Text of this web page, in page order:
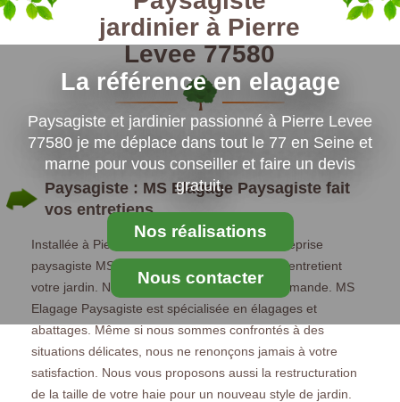
La référence en elagage
Paysagiste et jardinier passionné à Pierre Levee
77580 je me déplace dans tout le 77 en Seine et
marne pour vous conseiller et faire un devis
gratuit.
Nos réalisations
Nous contacter
jardinier à Pierre
Levee 77580
Paysagiste : MS Elagage Paysagiste fait
vos entretiens
Installée à Pierre Levee depuis (temps), l’entreprise
paysagiste MS Elagage Paysagiste réalise et entretient
votre jardin. Nous créons et étudions votre demande. MS
Elagage Paysagiste est spécialisée en élagages et
abattages. Même si nous sommes confrontés à des
situations délicates, nous ne renonçons jamais à votre
satisfaction. Nous vous proposons aussi la restructuration
de la taille de votre haie pour un nouveau style de jardin.